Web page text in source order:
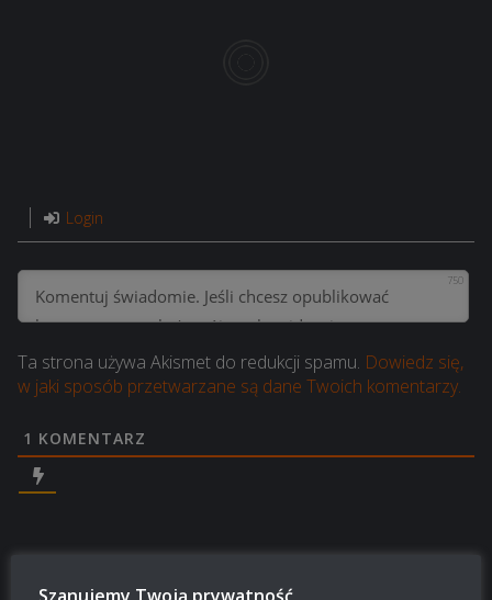
Login
750
Ta strona używa Akismet do redukcji spamu. Dowiedz się,
w jaki sposób przetwarzane są dane Twoich komentarzy.
1 KOMENTARZ